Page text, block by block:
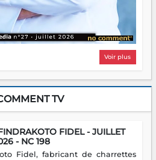
Voir plus
TV
FIDEL - JUILLET
- NC 198
Fidel, fabricant de charrettes